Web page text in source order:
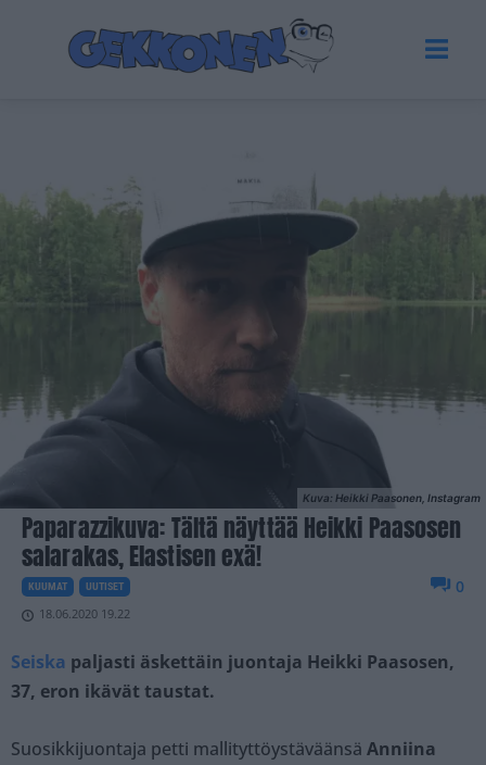
Kuva: Heikki Paasonen, Instagram
Paparazzikuva: Tältä näyttää Heikki Paasosen
salarakas, Elastisen exä!
KUUMAT UUTISET
18.06.2020 19.22
0
Seiska paljasti äskettäin juontaja Heikki Paasosen,
37, eron ikävät taustat.
Suosikkijuontaja petti mallityttöystäväänsä Anniina